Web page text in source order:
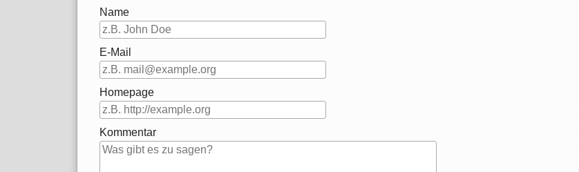
Name
E-Mail
Homepage
Kommentar